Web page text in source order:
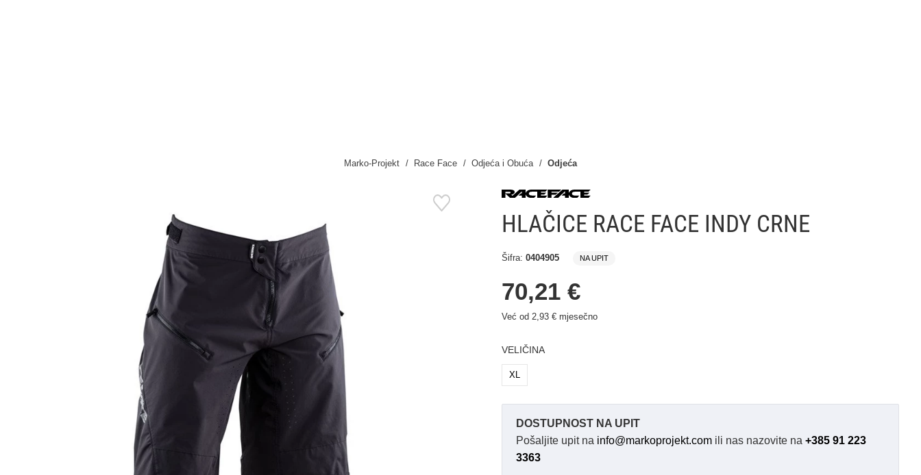
Marko-Projekt Race Face Odjeća i Obuća Odjeća
HLAČICE RACE FACE INDY CRNE
Šifra: 0404905 NA UPIT
70,21 €
Već od 2,93 € mjesečno
VELIČINA
XL
DOSTUPNOST NA UPIT
Pošaljite upit na info@markoprojekt.com ili nas nazovite na +385 91 223
3363